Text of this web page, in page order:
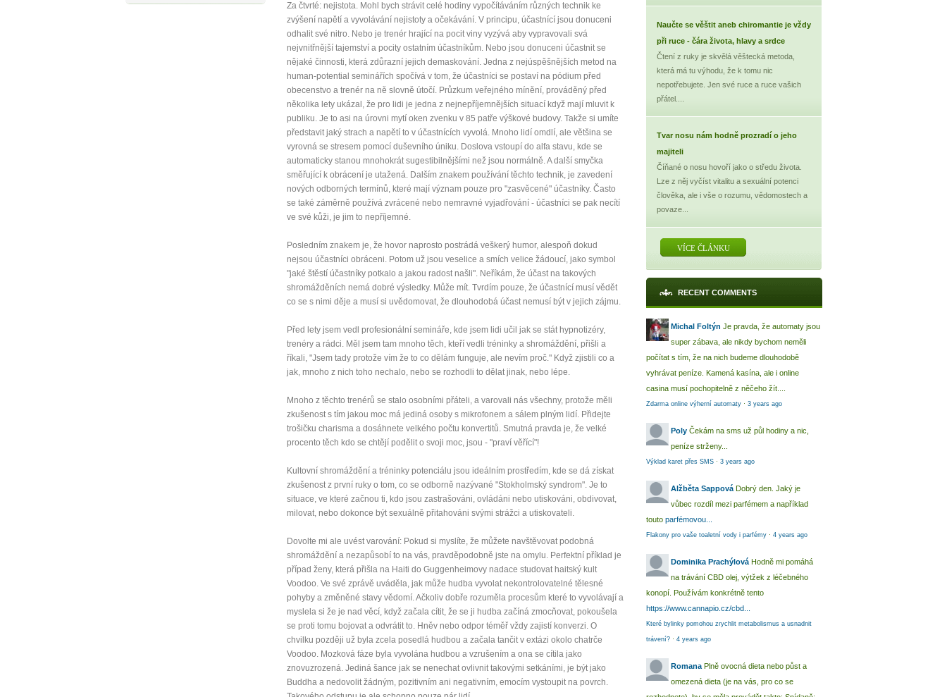
Za čtvrté: nejistota. Mohl bych strávit celé hodiny vypočítáváním různých technik ke
zvýšení napětí a vyvolávání nejistoty a očekávání. V principu, účastnící jsou donuceni
odhalit své nitro. Nebo je trenér hrající na pocit viny vyzývá aby vypravovali svá
nejvnitřnější tajemství a pocity ostatním účastníkům. Nebo jsou donuceni účastnit se
nějaké činnosti, která zdůrazní jejich demaskování. Jedna z nejúspěšnějších metod na
human-potential seminářích spočívá v tom, že účastníci se postaví na pódium před
obecenstvo a trenér na ně slovně útočí. Průzkum veřejného mínění, prováděný před
několika lety ukázal, že pro lidi je jedna z nejnepříjemnějších situací když mají mluvit k
publiku. Je to asi na úrovni mytí oken zvenku v 85 patře výškové budovy. Takže si umíte
představit jaký strach a napětí to v účastnících vyvolá. Mnoho lidí omdlí, ale většina se
vyrovná se stresem pomocí duševního úniku. Doslova vstoupí do alfa stavu, kde se
automaticky stanou mnohokrát sugestibilnějšími než jsou normálně. A další smyčka
směřující k obrácení je utažená. Dalším znakem používání těchto technik, je zavedení
nových odborných termínů, které mají význam pouze pro "zasvěcené" účastníky. Často
se také záměrně používá zvrácené nebo nemravné vyjadřování - účastníci se pak necítí
ve své kůži, je jim to nepříjemné.
Posledním znakem je, že hovor naprosto postrádá veškerý humor, alespoň dokud
nejsou účastníci obráceni. Potom už jsou veselice a smích velice žádoucí, jako symbol
"jaké štěstí účastníky potkalo a jakou radost našli". Neříkám, že účast na takových
shromážděních nemá dobré výsledky. Může mít. Tvrdím pouze, že účastnící musí vědět
co se s nimi děje a musí si uvědomovat, že dlouhodobá účast nemusí být v jejich zájmu.
Před lety jsem vedl profesionální semináře, kde jsem lidi učil jak se stát hypnotizéry,
trenéry a rádci. Měl jsem tam mnoho těch, kteří vedli tréninky a shromáždění, přišli a
říkali, "Jsem tady protože vím že to co dělám funguje, ale nevím proč." Když zjistili co a
jak, mnoho z nich toho nechalo, nebo se rozhodli to dělat jinak, nebo lépe.
Mnoho z těchto trenérů se stalo osobními přáteli, a varovali nás všechny, protože měli
zkušenost s tím jakou moc má jediná osoby s mikrofonem a sálem plným lidí. Přidejte
trošičku charisma a dosáhnete velkého počtu konvertitů. Smutná pravda je, že velké
procento těch kdo se chtějí podělit o svoji moc, jsou - "praví věřící"!
Kultovní shromáždění a tréninky potenciálu jsou ideálním prostředím, kde se dá získat
zkušenost z první ruky o tom, co se odborně nazývané "Stokholmský syndrom". Je to
situace, ve které začnou ti, kdo jsou zastrašováni, ovládáni nebo utiskováni, obdivovat,
milovat, nebo dokonce být sexuálně přitahováni svými strážci a utiskovateli.
Dovolte mi ale uvést varování: Pokud si myslíte, že můžete navštěvovat podobná
shromáždění a nezapůsobí to na vás, pravděpodobně jste na omylu. Perfektní příklad je
případ ženy, která přišla na Haiti do Guggenheimovy nadace studovat haitský kult
Voodoo. Ve své zprávě uváděla, jak může hudba vyvolat nekontrolovatelné tělesné
pohyby a změněné stavy vědomí. Ačkoliv dobře rozuměla procesům které to vyvolávají a
myslela si že je nad věcí, když začala cítit, že se ji hudba začíná zmocňovat, pokoušela
se proti tomu bojovat a odvrátit to. Hněv nebo odpor téměř vždy zajistí konverzi. O
chvilku později už byla zcela posedlá hudbou a začala tančit v extázi okolo chatrče
Voodoo. Mozková fáze byla vyvolána hudbou a vzrušením a ona se cítila jako
znovuzrozená. Jediná šance jak se nenechat ovlivnit takovými setkáními, je být jako
Buddha a nedovolit žádným, pozitivním ani negativním, emocím vystoupit na povrch.
Naučte se věštit aneb chiromantie je vždy
při ruce - čára života, hlavy a srdce
Čtení z ruky je skvělá věštecká metoda,
která má tu výhodu, že k tomu nic
nepotřebujete. Jen své ruce a ruce vašich
přátel....
Tvar nosu nám hodně prozradí o jeho
majiteli
Číňané o nosu hovoří jako o středu života.
Lze z něj vyčíst vitalitu a sexuální potenci
člověka, ale i vše o rozumu, vědomostech a
povaze...
VÍCE ČLÁNKU
RECENT COMMENTS
Michal Foltýn Je pravda, že automaty jsou
super zábava, ale nikdy bychom neměli
počítat s tím, že na nich budeme dlouhodobě
vyhrávat peníze. Kamená kasína, ale i online
casina musí pochopitelně z něčeho žít....
Zdarma online výherní automaty · 3 years ago
Poly Čekám na sms už půl hodiny a nic,
peníze strženy...
Výklad karet přes SMS · 3 years ago
Alžběta Sappová Dobrý den. Jaký je
vůbec rozdíl mezi parfémem a například
touto parfémovou...
Flakony pro vaše toaletní vody i parfémy · 4 years ago
Dominika Prachýlová Hodně mi pomáhá
na trávání CBD olej, výtžek z léčebného
konopí. Používám konkrétně tento
https://www.cannapio.cz/cbd...
Které bylinky pomohou zrychlit metabolismus a usnadnit
trávení? · 4 years ago
Romana Plně ovocná dieta nebo půst a
omezená dieta (je na vás, pro co se